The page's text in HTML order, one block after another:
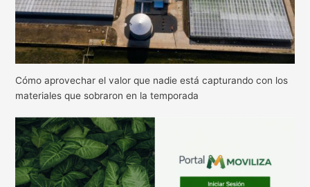
Cómo aprovechar el valor que nadie está capturando con los
materiales que sobraron en la temporada